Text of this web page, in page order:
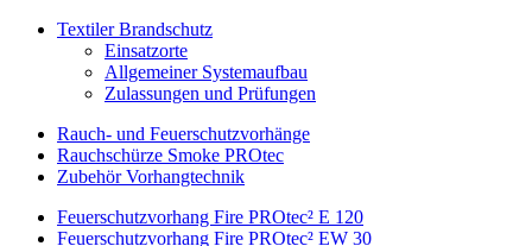
Textiler Brandschutz
Einsatzorte
Allgemeiner Systemaufbau
Zulassungen und Prüfungen
Rauch- und Feuerschutzvorhänge
Rauchschürze Smoke PROtec
Zubehör Vorhangtechnik
Feuerschutzvorhang Fire PROtec² E 120
Feuerschutzvorhang Fire PROtec² EW 30